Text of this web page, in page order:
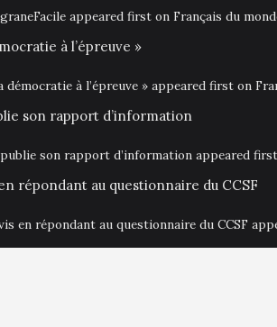
appeared first on Français du
à l’épreuve »
à l’épreuve » appeared first on
son rapport d’information
son rapport d’information appeared
répondant au questionnaire du CCSF
en répondant au questionnaire du CCSF